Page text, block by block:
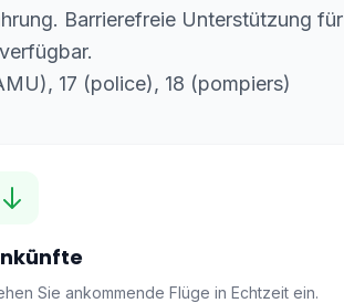
Barrierefreie Unterstützung für
17 (police), 18 (pompiers)
Sie ankommende Flüge in Echtzeit ein.